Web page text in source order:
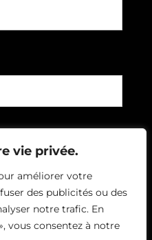
vie privée.
améliorer votre
des publicités ou des
notre trafic. En
vous consentez à notre
inscription